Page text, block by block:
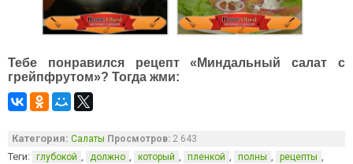
Тебе понравился рецепт «Миндальный салат с
грейпфрутом»? Тогда жми:
Категория: Салаты Просмотров: 2 643
Теги: глубокой , должно , который , пленкой , полны , рецепты ,